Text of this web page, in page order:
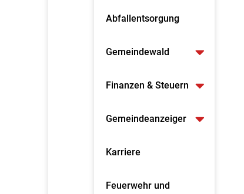
Abfallentsorgung
Gemeindewald
Finanzen & Steuern
Gemeindeanzeiger
Karriere
Feuerwehr und